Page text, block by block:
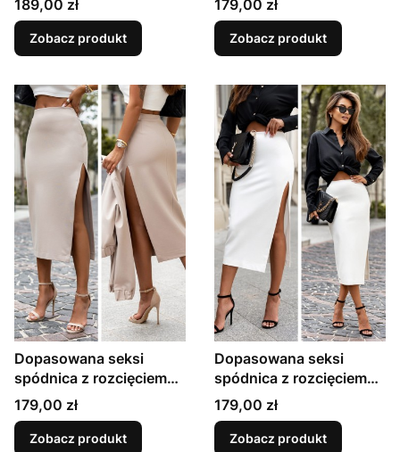
189,00 zł
Zobacz produkt
179,00 zł
Zobacz produkt
Dopasowana seksi
spódnica z rozcięciem
Shari
Cena
179,00 zł
Zobacz produkt
Dopasowana seksi
spódnica z rozcięciem
Shari
Cena
179,00 zł
Zobacz produkt